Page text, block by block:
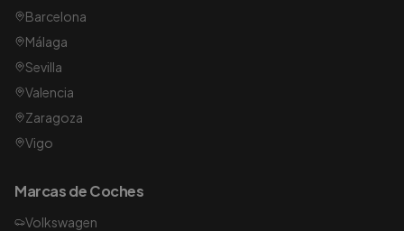
Barcelona
Málaga
Sevilla
Valencia
Zaragoza
Vigo
Marcas de Coches
Volkswagen